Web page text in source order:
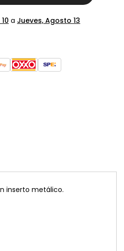
a Jueves, Agosto 13
inserto metálico.